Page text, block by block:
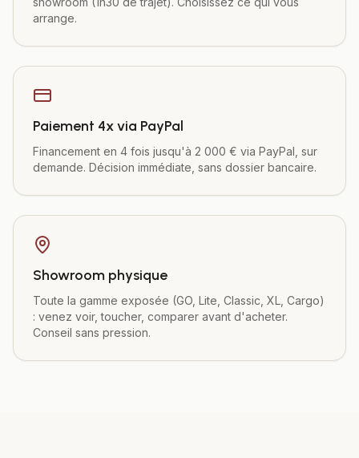
arrange.
Paiement 4x via PayPal
Financement en 4 fois jusqu'à 2 000 € via PayPal, sur
demande. Décision immédiate, sans dossier bancaire.
Showroom physique
Toute la gamme exposée (GO, Lite, Classic, XL, Cargo)
: venez voir, toucher, comparer avant d'acheter.
Conseil sans pression.